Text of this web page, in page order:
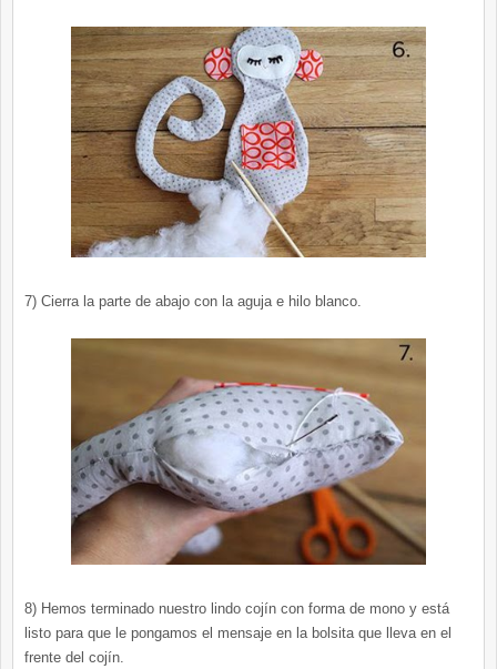
7) Cierra la parte de abajo con la aguja e hilo blanco.
8) Hemos terminado nuestro lindo cojín con forma de mono y está
listo para que le pongamos el mensaje en la bolsita que lleva en el
frente del cojín.